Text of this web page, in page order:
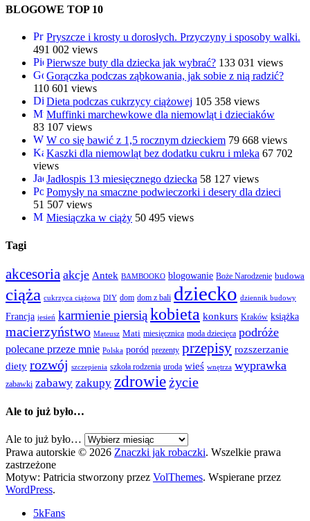
BLOGOWE TOP 10
Pryszcze i krosty u dorosłych. Przyczyny i sposoby walki.
491 002 views
Pierwsze buty dla dziecka jak wybrać? 133 031 views
Gorączka podczas ząbkowania, jak sobie z nią radzić?
110 601 views
Dieta podczas cukrzycy ciążowej 105 358 views
Muffinki marchewkowe dla niemowląt i dzieciaków
83 107 views
W co się bawić z 1,5 rocznym dzieckiem 79 668 views
Kaszki dla niemowląt bez dodatku cukru i mleka 67 702
views
Jadłospis 13 miesięcznego dziecka 58 127 views
Pomysły na smaczne podwieczorki i desery dla dzieci
51 507 views
Miesiączka w ciąży 50 495 views
Tagi
akcesoria akcje Antek BAMBOOKO blogowanie Boże Narodzenie budowa
ciąża cukrzyca ciążowa DIY dom dom z bali dziecko dziennik budowy
Francja jesień karmienie piersiąkobieta konkurs Kraków książka
macierzyństwo Mateusz Mati miesięcznica moda dziecięca podróże
polecane przeze mnie Polska poród prezenty przepisy rozszerzanie
diety rozwój szczepienia szkoła rodzenia uroda wieś wnętrza wyprawka
zabawki zabawy zakupy zdrowieżycie
Ale to już było…
Ale to już było…
Prawa autorskie © 2026 Znaczki jak robaczki. Wszelkie prawa
zastrzeżone
Motyw: Patricia stworzony przez VolThemes. Wspierane przez
WordPress.
5kFans